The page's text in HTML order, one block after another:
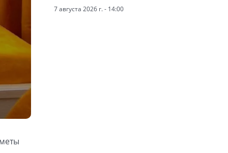
7 августа 2026 г. - 14:00